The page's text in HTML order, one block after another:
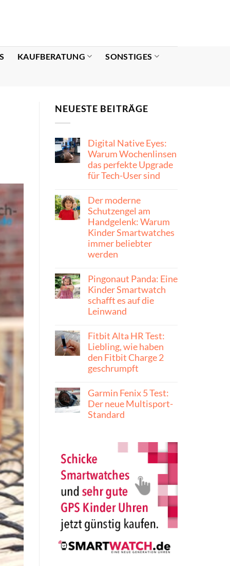
KAUFBERATUNG SONSTIGES
NEUESTE BEITRÄGE
Digital Native Eyes:
Warum Wochenlinsen
das perfekte Upgrade
für Tech-User sind
Der moderne
Schutzengel am
Handgelenk: Warum
Kinder Smartwatches
immer beliebter
werden
Pingonaut Panda: Eine
Kinder Smartwatch
schafft es auf die
Leinwand
Fitbit Alta HR Test:
Liebling, wie haben
den Fitbit Charge 2
geschrumpft
Garmin Fenix 5 Test:
Der neue Multisport-
Standard